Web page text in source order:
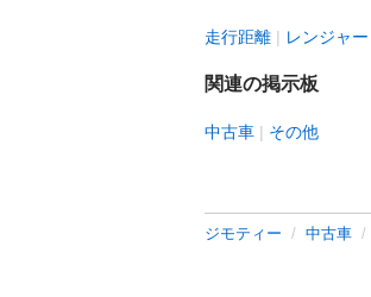
走行距離 レンジャー
関連の掲示板
中古車 その他
ジモティー 中古車